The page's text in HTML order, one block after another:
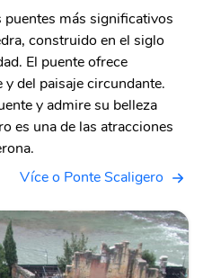
puentes más significativos
construido en el siglo
El puente ofrece
del paisaje circundante.
y admire su belleza
es una de las atracciones
Více o Ponte Scaligero